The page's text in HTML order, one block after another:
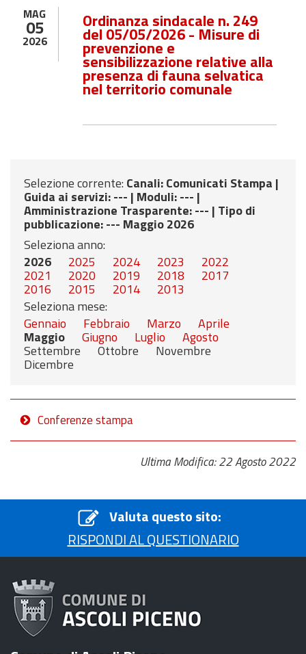
MAG
05
2026
Ordinanza sindacale n. 249
del 05/05/2026 - Misure di
prevenzione e
sensibilizzazione relative alla
presenza di fauna selvatica
nel territorio comunale
Selezione corrente: Canali: Comunicati Stampa |
Guida ai servizi: --- | Moduli: --- |
Amministrazione Trasparente: --- | Tipo di
pubblicazione: --- Maggio 2026
Seleziona anno:
2026
2025 2024 2023 2022
2021 2020 2019 2018 2017
2016 2015 2014
2013
Seleziona mese:
Gennaio
Febbraio Marzo Aprile
Maggio Giugno Luglio Agosto
Settembre Ottobre Novembre
Dicembre
Conferenze stampa
Ultima Modifica: 22 Agosto 2022
Valuta questo sito:
RISPONDI AL QUESTIONARIO